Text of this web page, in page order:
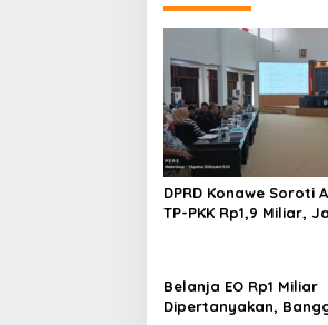
a
s
i
p
o
s
DPRD Konawe Soroti
TP-PKK Rp1,9 Miliar,
Belanja EO Rp1 Miliar
Dipertanyakan,